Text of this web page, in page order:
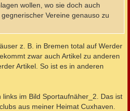
wollen, wo sie doch auch
Vereine genauso zu
z. B. in Bremen total auf Werder
zwar auch Artikel zu anderen
Artikel. So ist es in anderen
im Bild Sportaufnäher_2. Das ist
aus meiner Heimat Cuxhaven.